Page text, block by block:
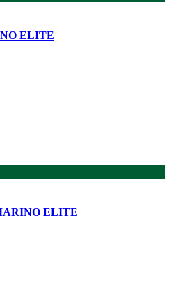
ELITE
ELITE